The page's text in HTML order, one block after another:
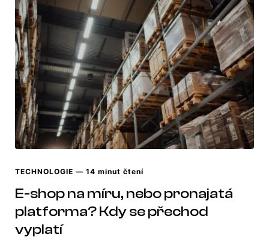
TECHNOLOGIE — 14 minut čtení
E-shop na míru, nebo pronajatá
platforma? Kdy se přechod
vyplatí